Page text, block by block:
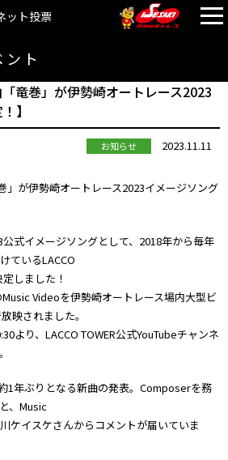
ット投票
ト
「竜巻」が伊勢崎オートレース2023
】
お知らせ 2023.11.11
」が伊勢崎オートレース2023イメージソング
式イメージソングとして、2018年から毎年
ているLACCO
しました！
Videoを伊勢崎オートレース場内大型ビ
映されました。
より、LACCO TOWER公式YouTubeチャンネ
1年ぶりとなる新曲の発表。Composerを務
、Music
ケイスケさんからコメントが届いていま